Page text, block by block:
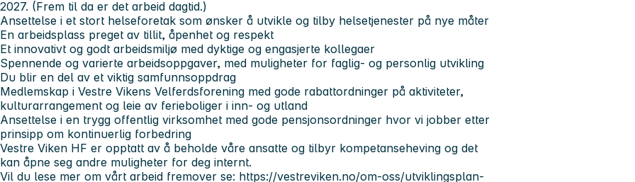
2027. (Frem til da er det arbeid dagtid.)
Ansettelse i et stort helseforetak som ønsker å utvikle og tilby helsetjenester på nye måter
En arbeidsplass preget av tillit, åpenhet og respekt
Et innovativt og godt arbeidsmiljø med dyktige og engasjerte kollegaer
Spennende og varierte arbeidsoppgaver, med muligheter for faglig- og personlig utvikling
Du blir en del av et viktig samfunnsoppdrag
Medlemskap i Vestre Vikens Velferdsforening med gode rabattordninger på aktiviteter,
kulturarrangement og leie av ferieboliger i inn- og utland
Ansettelse i en trygg offentlig virksomhet med gode pensjonsordninger hvor vi jobber etter
prinsipp om kontinuerlig forbedring
Vestre Viken HF er opptatt av å beholde våre ansatte og tilbyr kompetanseheving og det
kan åpne seg andre muligheter for deg internt.
Vil du lese mer om vårt arbeid fremover se: https://vestreviken.no/om-oss/utviklingsplan-